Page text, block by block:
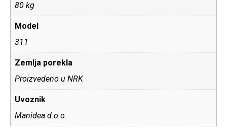
80 kg
Model
311
Zemlja porekla
Proizvedeno u NRK
Uvoznik
Manidea d.o.o.